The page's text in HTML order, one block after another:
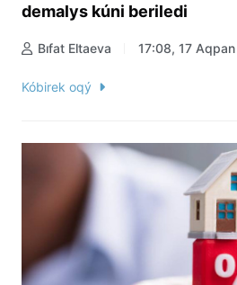
demalys kúni beriledi
Bıfat Eltaeva 17:08, 17
Kóbirek oqý